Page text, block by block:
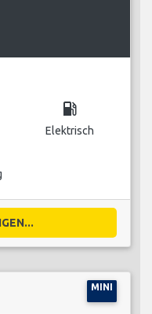
local_gas_station
Elektrisch
MINI